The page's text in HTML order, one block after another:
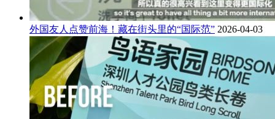
外国友人点赞前海！藏在街头里的“国际范” 2026-04-03